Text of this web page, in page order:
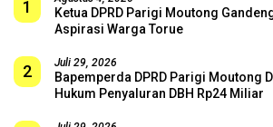
1
Ketua DPRD Parigi Moutong Gandeng
Aspirasi Warga Torue
2 Juli 29, 2026
Bapemperda DPRD Parigi Moutong
Hukum Penyaluran DBH Rp24 Miliar